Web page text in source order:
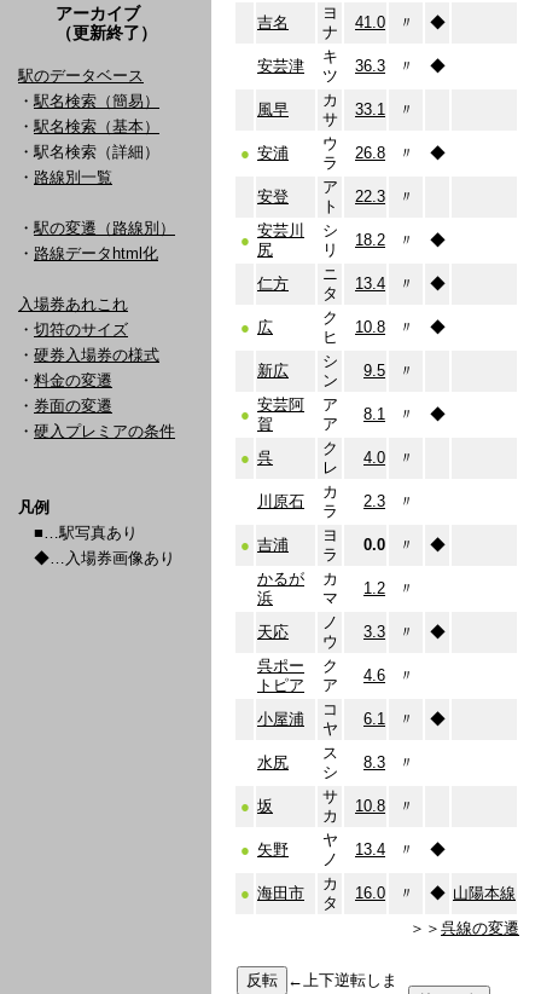
アーカイブ
（更新終了）
駅のデータベース
・ 駅名検索（簡易）
・ 駅名検索（基本）
・駅名検索（詳細）
・ 路線別一覧
・ 駅の変遷（路線別）
・ 路線データhtml化
入場券あれこれ
・ 切符のサイズ
・ 硬券入場券の様式
・ 料金の変遷
・ 券面の変遷
・ 硬入プレミアの条件
凡例
■…駅写真あり
◆…入場券画像あり
吉名
ヨ
ナ
41.0 〃 ◆
安芸津
キ
ツ
36.3 〃 ◆
風早
カ
サ
33.1 〃
● 安浦
ウ
ラ
26.8 〃 ◆
安登
ア
ト
22.3 〃
●
安芸川
尻
シ
リ
18.2 〃 ◆
仁方
ニ
タ
13.4 〃 ◆
● 広
ク
ヒ
10.8 〃 ◆
新広
シ
ン
9.5 〃
●
安芸阿
賀
ア
ア
8.1 〃 ◆
● 呉
ク
レ
4.0 〃
川原石
カ
ラ
2.3 〃
● 吉浦
ヨ
ラ
0.0 〃
◆
かるが
浜
カ
マ
1.2 〃
天応
ノ
ウ
3.3 〃
◆
呉ポー
トピア
ク
ア
4.6 〃
小屋浦
コ
ヤ
6.1 〃 ◆
水尻
ス
シ
8.3 〃
● 坂
サ
カ
10.8 〃
● 矢野
ヤ
ノ
13.4 〃 ◆
● 海田市
カ
タ
16.0 〃 ◆ 山陽本線
＞＞ 呉線の変遷
←上下逆転しま